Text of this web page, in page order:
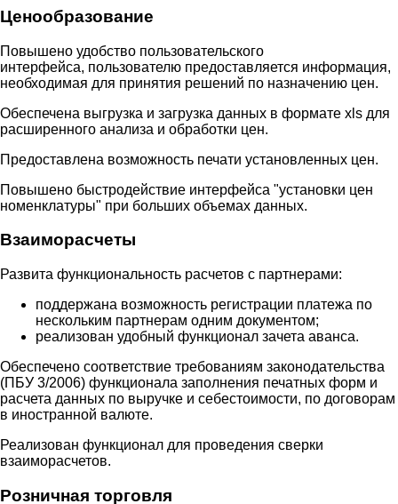
Ценообразование
Повышено удобство пользовательского
интерфейса, пользователю предоставляется информация,
необходимая для принятия решений по назначению цен.
Обеспечена выгрузка и загрузка данных в формате xls для
расширенного анализа и обработки цен.
Предоставлена возможность печати установленных цен.
Повышено быстродействие интерфейса "установки цен
номенклатуры" при больших объемах данных.
Взаиморасчеты
Развита функциональность расчетов с партнерами:
поддержана возможность регистрации платежа по
нескольким партнерам одним документом;
реализован удобный функционал зачета аванса.
Обеспечено соответствие требованиям законодательства
(ПБУ 3/2006) функционала заполнения печатных форм и
расчета данных по выручке и себестоимости, по договорам
в иностранной валюте.
Реализован функционал для проведения сверки
взаиморасчетов.
Розничная торговля